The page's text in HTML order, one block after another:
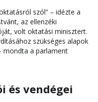
szól” – idézte a
az ellenzéki
volt oktatási minisztert.
szükséges alapok
mondta a parlament
és vendégei